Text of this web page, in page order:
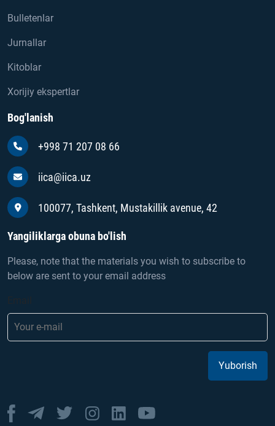
Bulletenlar
Jurnallar
Kitoblar
Xorijiy ekspertlar
Bog'lanish
+998 71 207 08 66
iica@iica.uz
100077, Tashkent, Mustakillik avenue, 42
Yangiliklarga obuna bo'lish
Please, note that the materials you wish to subscribe to
below are sent to your email address
Yuborish